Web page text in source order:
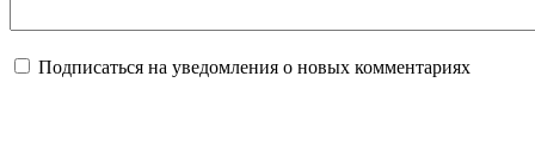
Подписаться на уведомления о новых комментариях